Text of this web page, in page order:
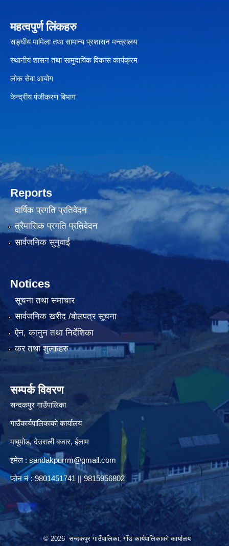
महत्वपुर्ण लिंकहरु
सङ्घीय मामिला तथा सामान्य प्रशासन मन्त्रालय
स्थानीय शासन तथा सामुदायिक विकास कार्यक्रम
लोक सेवा आयोग
केन्द्रीय पंजीकरण बिभाग
Reports
वार्षिक प्रगति प्रतिवेदन
त्रैमासिक प्रगति प्रतिवेदन
सार्वजनिक सुनुवाई
Notices
सूचना तथा समाचार
सार्वजनिक खरीद /बोलपत्र सूचना
ऐन, कानुन तथा निर्देशिका
कर तथा शुल्कहरु
सम्पर्क विवरण
सन्दकपुर गाउँपालिका
गाउँकार्यपालिकाको कार्यालय
माबुमोड, देउराली बजार, ईलाम
इमेल : sandakpurrm@gmail.com
फोन नं : 9801451741 || 9815956802
© 2026 सन्दकपुर गाउँपालिका, गाँउ कार्यपालिकाको कार्यालय